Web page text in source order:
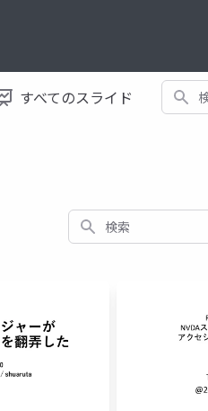
すべてのスライド 検索
検索